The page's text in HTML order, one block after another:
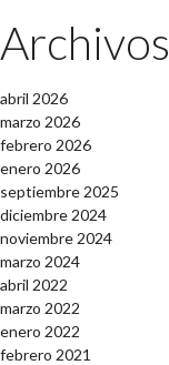
Archivos
abril 2026
marzo 2026
febrero 2026
enero 2026
septiembre 2025
diciembre 2024
noviembre 2024
marzo 2024
abril 2022
marzo 2022
enero 2022
febrero 2021